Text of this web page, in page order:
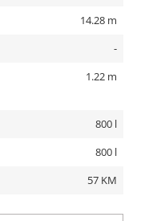
14.28 m
-
1.22 m
800 l
800 l
57 KM